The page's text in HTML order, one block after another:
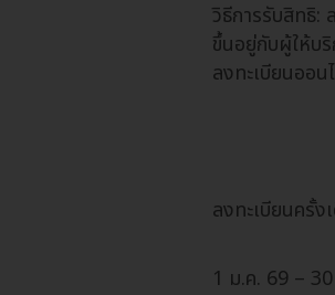
วิธีการรับสิทธิ:
ขึ้นอยู่กับผู้ให้บ
ลงทะเบียนออน
ลงทะเบียนครั้ง
1 ม.ค. 69 –